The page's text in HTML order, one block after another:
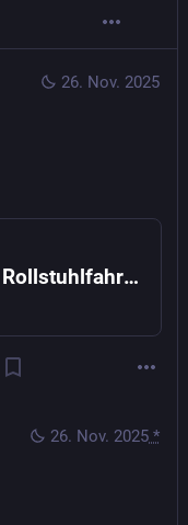
26. Nov. 2025
„Habe mich so geschämt“: Rollstuhlfahrer nässt sich am Bielefelder Hauptbahnhof ein
26. Nov. 2025 *